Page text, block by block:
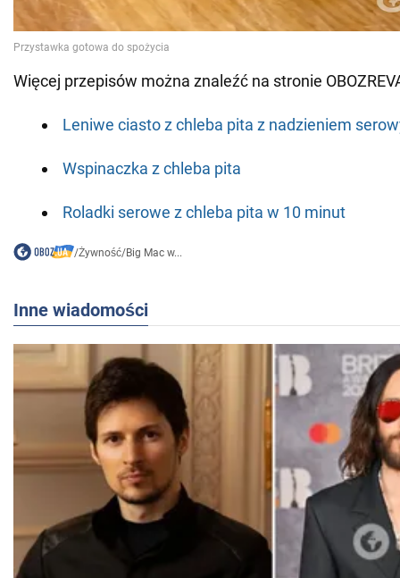
Więcej przepisów można znaleźć na stronie
Leniwe ciasto z chleba pita z nadzieniem
Wspinaczka z chleba pita
Roladki serowe z chleba pita w 10 minut
/Żywność/Big Mac w...
Inne wiadomości